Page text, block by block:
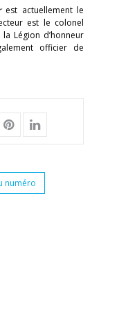
est actuellement le
est le colonel
Légion d’honneur
officier de
numéro